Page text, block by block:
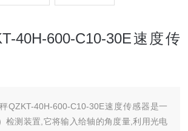
40H-600-C10-30E速度传
QZKT-40H-600-C10-30E速度传感器是一
检测装置,它将输入给轴的角度量,利用光电